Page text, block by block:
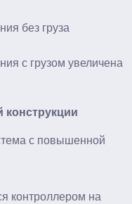
без груза
с грузом увеличена
конструкции
с повышенной
контроллером на